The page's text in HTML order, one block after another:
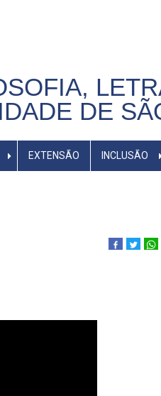
DE
EXTENSÃO INCLUSÃO